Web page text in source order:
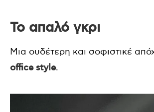
Το απαλό γκρι
Μια ουδέτερη και σοφιστικέ
office style.